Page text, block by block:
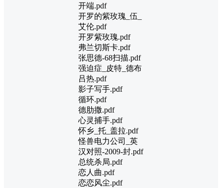
开端.pdf
开罗的紫玫瑰_伍_
艾伦.pdf
开罗紫玫瑰.pdf
弗兰切斯卡.pdf
张思德-68扫描.pdf
强迫症_皮特_德布
吕热.pdf
影子写手.pdf
循环.pdf
德肋撒.pdf
心灵捕手.pdf
怀乡_托_盖拉.pdf
怪兽电力公司_英
汉对照-2009-封.pdf
总统杀局.pdf
恋人曲.pdf
恋恋风尘.pdf